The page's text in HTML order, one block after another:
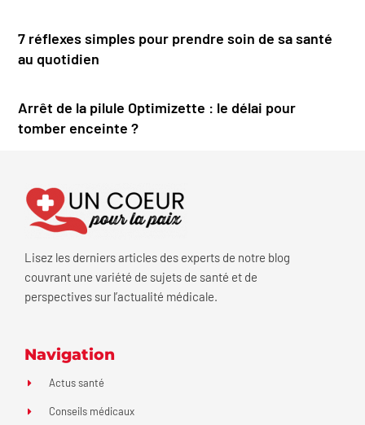
7 réflexes simples pour prendre soin de sa santé
au quotidien
Arrêt de la pilule Optimizette : le délai pour
tomber enceinte ?
Lisez les derniers articles des experts de notre blog
couvrant une variété de sujets de santé et de
perspectives sur l’actualité médicale.
Navigation
Actus santé
Conseils médicaux